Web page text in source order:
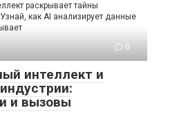
раскрывает тайны
как AI анализирует данные
0
интеллект и
и вызовы